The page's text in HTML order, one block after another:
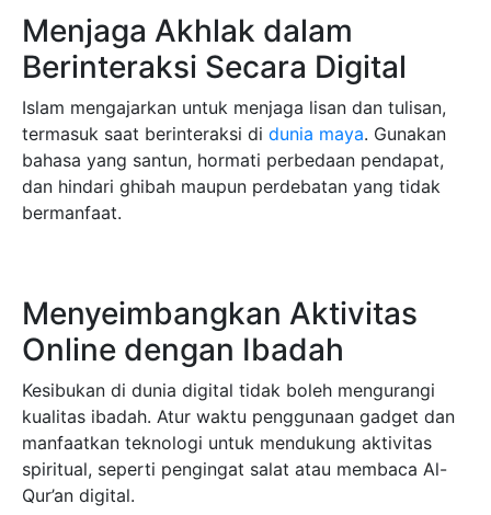
Menjaga Akhlak dalam
Berinteraksi Secara Digital
Islam mengajarkan untuk menjaga lisan dan tulisan,
termasuk saat berinteraksi di dunia maya. Gunakan
bahasa yang santun, hormati perbedaan pendapat,
dan hindari ghibah maupun perdebatan yang tidak
bermanfaat.
Menyeimbangkan Aktivitas
Online dengan Ibadah
Kesibukan di dunia digital tidak boleh mengurangi
kualitas ibadah. Atur waktu penggunaan gadget dan
manfaatkan teknologi untuk mendukung aktivitas
spiritual, seperti pengingat salat atau membaca Al-
Qur’an digital.